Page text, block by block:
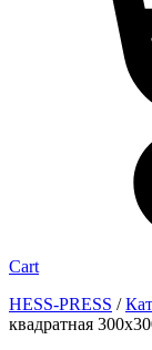
Cart
HESS-PRESS /
квадратная